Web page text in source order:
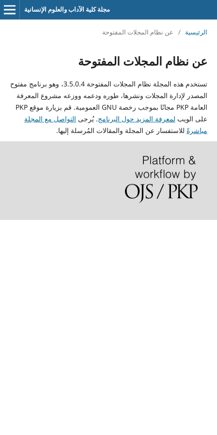
مجلة كلية الآداب والعلوم الإنسانية
الرئيسية / عن نظام المجلات المفتوحة
عن نظام المجلات المفتوحة
تستخدم هذه المجلة نظام المجلات المفتوحة 3.5.0.4، وهو برنامج مفتوح
المصدر لإدارة المجلات ونشرها، طوره ودعمه ووزعه مشروع المعرفة
العامة PKP مجانًا بموجب رخصة GNU العمومية. قم بزيارة موقع PKP
على الويب لمعرفة المزيد حول البرنامج. يُرجى التواصل مع المجلة
مباشرةً للاستفسار عن المجلة والمقالات المُرسلة إليها.